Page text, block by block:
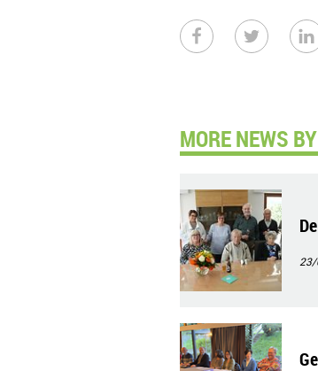
MORE NEWS